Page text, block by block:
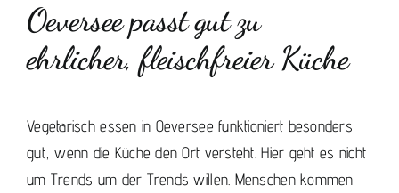
Oeversee passt gut zu
ehrlicher, fleischfreier Küche
Vegetarisch essen in Oeversee funktioniert besonders
gut, wenn die Küche den Ort versteht. Hier geht es nicht
um Trends um der Trends willen. Menschen kommen